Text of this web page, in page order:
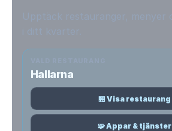
Hallarna
🏪 Visa restaurang
🧩 Appar & tjänster